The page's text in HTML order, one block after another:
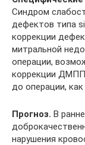
Синдром
дефектов типа
коррекции
митральной
операции,
коррекции ДМПП
до операции, как
Прогноз. В
нарушения